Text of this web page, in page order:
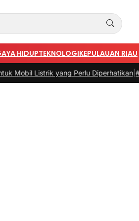
HIDUPTEKNOLOGIKEPULAUAN RIAU
Perlu Diperhatikan |#3 - Panduan